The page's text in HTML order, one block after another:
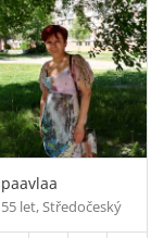
paavlaa
55 let, Středočeský